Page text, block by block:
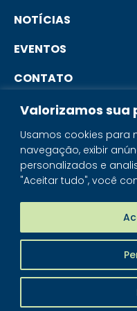
Valorizamos sua
Usamos cookies para
navegação, exibir
personalizados e
"Aceitar tudo", você
NOTÍCIAS
EVENTOS
CONTATO
PORTAL DO
SISTEMA IBRAM
PORTAL DOS MINERAIS
LOJA MINERAIS DO
IBRAM - © 2026